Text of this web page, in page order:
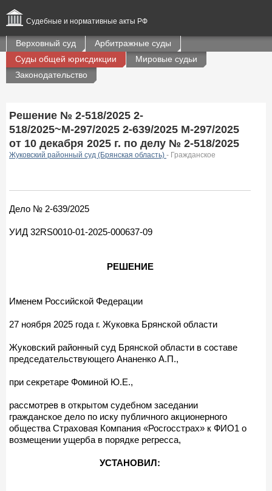
Судебные и нормативные акты РФ
Верховный суд
Арбитражные суды
Суды общей юрисдикции
Мировые судьи
Законодательство
Решение № 2-518/2025 2-
518/2025~М-297/2025 2-639/2025 М-297/2025
от 10 декабря 2025 г. по делу № 2-518/2025
Жуковский районный суд (Брянская область) - Гражданское
Дело № 2-639/2025
УИД 32RS0010-01-2025-000637-09
РЕШЕНИЕ
Именем Российской Федерации
27 ноября 2025 года г. Жуковка Брянской области
Жуковский районный суд Брянской области в составе
председательствующего Ананенко А.П.,
при секретаре Фоминой Ю.Е.,
рассмотрев в открытом судебном заседании
гражданское дело по иску публичного акционерного
общества Страховая Компания «Росгосстрах» к ФИО1 о
возмещении ущерба в порядке регресса,
УСТАНОВИЛ: